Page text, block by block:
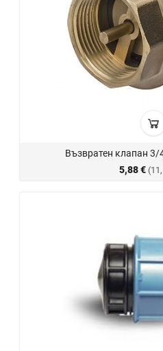
Възвратен клапан 3/
5,88 €